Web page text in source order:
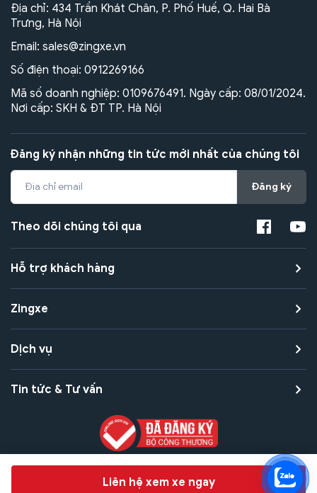
Chat hỗ trợ
Liên hệ xem xe ngay
Địa chỉ: 434 Trần Khát Chân, P. Phố Huế, Q. Hai Bà
Trưng, Hà Nội
Email: sales@zingxe.vn
Số điện thoại: 0912269166
Mã số doanh nghiệp: 0109676491. Ngày cấp: 08/01/2024.
Nơi cấp: SKH & ĐT TP. Hà Nội
Đăng ký nhận những tin tức mới nhất của chúng tôi
Đăng ký
Theo dõi chúng tôi qua
Hỗ trợ khách hàng
Zingxe
Dịch vụ
Tin tức & Tư vấn
Bảo mật quyền riêng tư
Điều khoản sử dụng